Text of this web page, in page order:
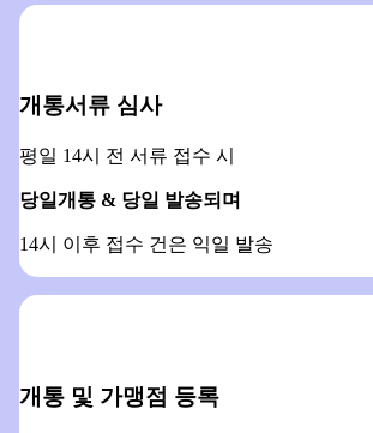
개통서류 심사
평일 14시 전 서류 접수 시
당일개통 & 당일 발송되며
14시 이후 접수 건은 익일 발송
개통 및 가맹점 등록